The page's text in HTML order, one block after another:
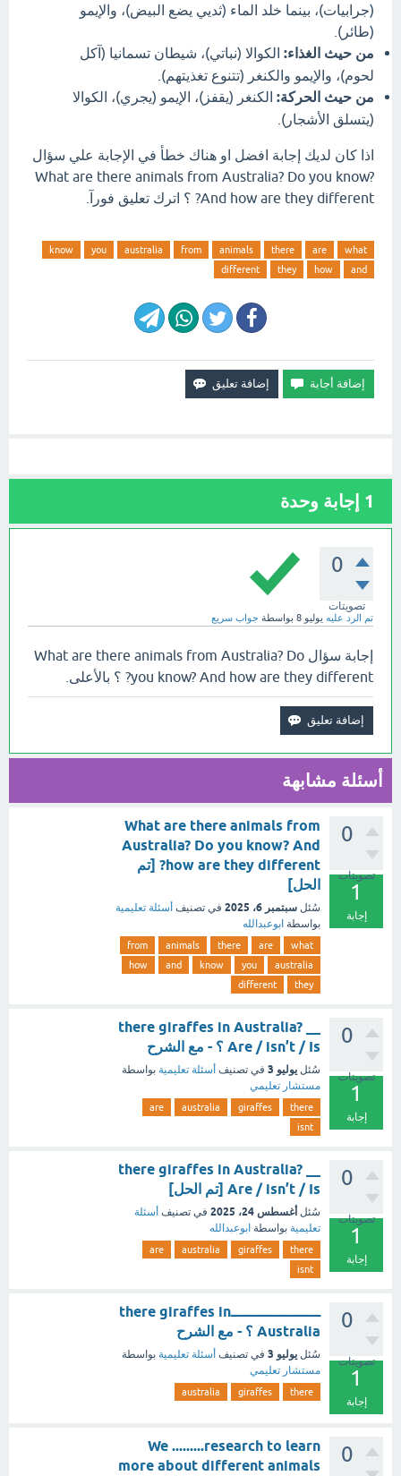
(جرابيات)، بينما خلد الماء (ثديي يضع البيض)، والإيمو
(طائر).
من حيث الغذاء: الكوالا (نباتي)، شيطان تسمانيا (آكل
لحوم)، والإيمو والكنغر (تتنوع تغذيتهم).
من حيث الحركة: الكنغر (يقفز)، الإيمو (يجري)، الكوالا
(يتسلق الأشجار).
اذا كان لديك إجابة افضل او هناك خطأ في الإجابة علي سؤال
What are there animals from Australia? Do you know?
And how are they different? ؟ اترك تعليق فورآ.
what
are
there
animals
from
australia
you
know
and
how
they
different
1 إجابة وحدة
0
تصويتات
تم الرد عليه يوليو 8 بواسطة جواب سريع
إجابة سؤال What are there animals from Australia? Do
you know? And how are they different? ؟ بالأعلى.
أسئلة مشابهة
0
تصويتات
1
إجابة
What are there animals from
Australia? Do you know? And
how are they different? [تم
الحل]
سُئل سبتمبر 6، 2025 في تصنيف أسئلة تعليمية
بواسطة ابوعبدالله
what
are
there
animals
from
australia
you
know
and
how
they
different
0
تصويتات
1
إجابة
__ there giraffes in Australia?
Are / isn’t / Is ؟ - مع الشرح
سُئل يوليو 3 في تصنيف أسئلة تعليمية بواسطة
مستشار تعليمي
there
giraffes
australia
are
isnt
0
تصويتات
1
إجابة
__ there giraffes in Australia?
Are / isn’t / Is [تم الحل]
سُئل أغسطس 24، 2025 في تصنيف أسئلة
تعليمية بواسطة ابوعبدالله
there
giraffes
australia
are
isnt
0
تصويتات
1
إجابة
ــــــــــــــــــــthere giraffes in
Australia ؟ - مع الشرح
سُئل يوليو 3 في تصنيف أسئلة تعليمية بواسطة
مستشار تعليمي
there
giraffes
australia
0
We .........research to learn
more about different animals